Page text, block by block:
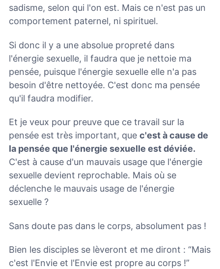
sadisme, selon qui l'on est. Mais ce n'est pas un
comportement paternel, ni spirituel.
Si donc il y a une absolue propreté dans
l'énergie sexuelle, il faudra que je nettoie ma
pensée, puisque l'énergie sexuelle elle n'a pas
besoin d'être nettoyée. C'est donc ma pensée
qu'il faudra modifier.
Et je veux pour preuve que ce travail sur la
pensée est très important, que c'est à cause de
la pensée que l'énergie sexuelle est déviée.
C'est à cause d'un mauvais usage que l'énergie
sexuelle devient reprochable. Mais où se
déclenche le mauvais usage de l'énergie
sexuelle ?
Sans doute pas dans le corps, absolument pas !
Bien les disciples se lèveront et me diront : “Mais
c'est l'Envie et l'Envie est propre au corps !”